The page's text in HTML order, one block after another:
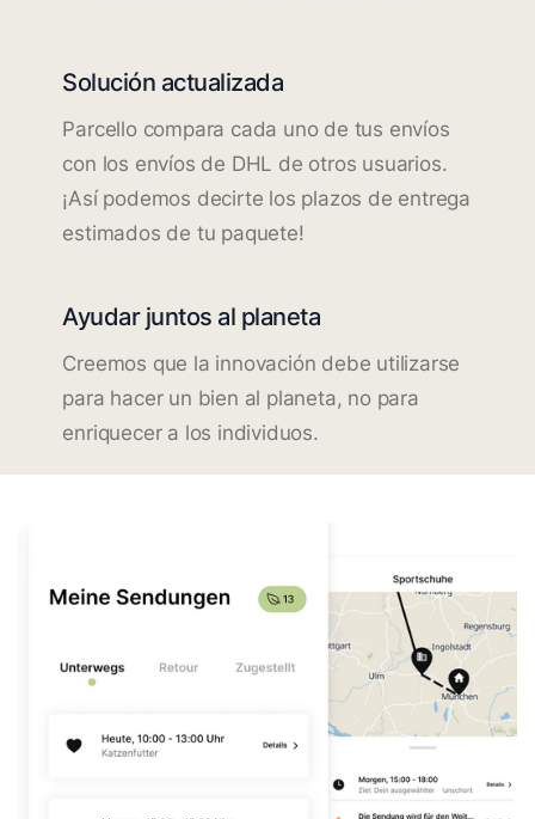
Solución actualizada
Parcello compara cada uno de tus envíos
con los envíos de DHL de otros usuarios.
¡Así podemos decirte los plazos de entrega
estimados de tu paquete!
Ayudar juntos al planeta
Creemos que la innovación debe utilizarse
para hacer un bien al planeta, no para
enriquecer a los individuos.